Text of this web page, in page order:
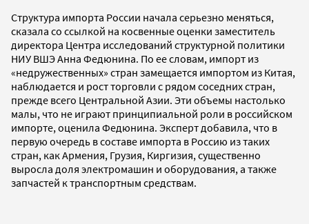
Структура импорта России начала серьезно меняться,
сказала со ссылкой на косвенные оценки заместитель
директора Центра исследований структурной политики
НИУ ВШЭ Анна Федюнина. По ее словам, импорт из
«недружественных» стран замещается импортом из Китая,
наблюдается и рост торговли с рядом соседних стран,
прежде всего Центральной Азии. Эти объемы настолько
малы, что не играют принципиальной роли в российском
импорте, оценила Федюнина. Эксперт добавила, что в
первую очередь в составе импорта в Россию из таких
стран, как Армения, Грузия, Киргизия, существенно
выросла доля электромашин и оборудования, а также
запчастей к транспортным средствам.